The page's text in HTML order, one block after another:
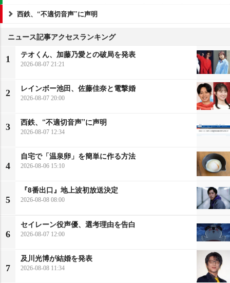
西鉄、“不適切音声”に声明
ニュース記事アクセスランキング
1
テオくん、加藤乃愛との破局を発表
2026-08-07 21:21
2
レインボー池田、佐藤佳奈と電撃婚
2026-08-07 20:00
3
西鉄、“不適切音声”に声明
2026-08-07 12:34
4
自宅で「温泉卵」を簡単に作る方法
2026-08-06 15:10
5
『8番出口』地上波初放送決定
2026-08-08 08:00
6
セイレーン役声優、選考理由を告白
2026-08-07 12:00
7
及川光博が結婚を発表
2026-08-08 11:34